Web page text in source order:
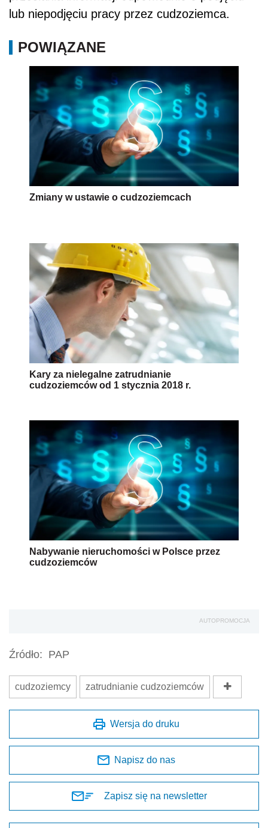
lub niepodjęciu pracy przez cudzoziemca.
POWIĄZANE
Zmiany w ustawie o cudzoziemcach
Kary za nielegalne zatrudnianie
cudzoziemców od 1 stycznia 2018 r.
Nabywanie nieruchomości w Polsce przez
cudzoziemców
AUTOPROMOCJA
Źródło: PAP
cudzoziemcy zatrudnianie cudzoziemców
Wersja do druku
Napisz do nas
Zapisz się na newsletter